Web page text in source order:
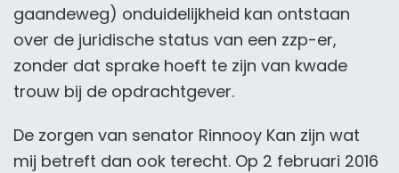
gaandeweg) onduidelijkheid kan ontstaan
over de juridische status van een zzp-er,
zonder dat sprake hoeft te zijn van kwade
trouw bij de opdrachtgever.
De zorgen van senator Rinnooy Kan zijn wat
mij betreft dan ook terecht. Op 2 februari 2016